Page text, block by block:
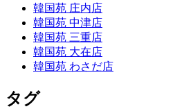
韓国苑 庄内店
韓国苑 中津店
韓国苑 三重店
韓国苑 大在店
韓国苑 わさだ店
タグ